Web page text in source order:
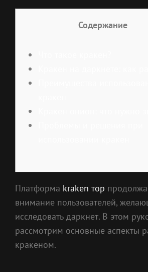
Содержание
Платформа kraken тор
внимание пользователей,
исследовать даркнет. В этом
рассмотрим основные аспекты
кракеном.